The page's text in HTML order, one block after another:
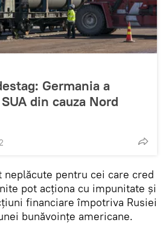
Germania a
din cauza Nord
pentru cei care cred
pot acționa cu impunitate și
financiare împotriva Rusiei
bunăvoințe americane.